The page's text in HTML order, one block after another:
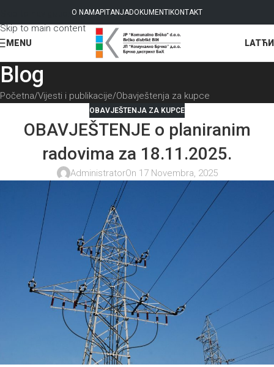
Skip to navigation
Skip to main content
O NAMAPITANJADOKUMENTI KONTAKT
MENU LAT
Blog
Početna Vijesti i publikacije Obavještenja za kupce
OBAVJEŠTENJA ZA KUPCE
OBAVJEŠTENJE o planiranim
radovima za 18.11.2025.
AdministratorOn 17 Novembra, 2025